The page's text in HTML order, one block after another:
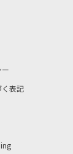
表記